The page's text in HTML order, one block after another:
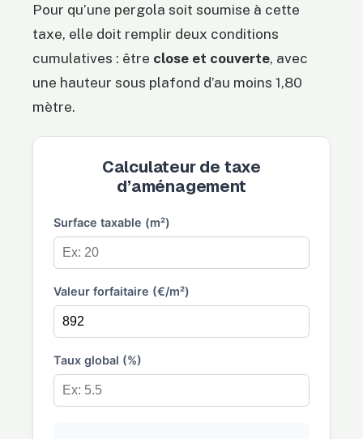
Pour qu’une pergola soit soumise à cette
taxe, elle doit remplir deux conditions
cumulatives : être close et couverte, avec
une hauteur sous plafond d’au moins 1,80
mètre.
Calculateur de taxe
d’aménagement
Surface taxable (m²)
Valeur forfaitaire (€/m²)
Taux global (%)